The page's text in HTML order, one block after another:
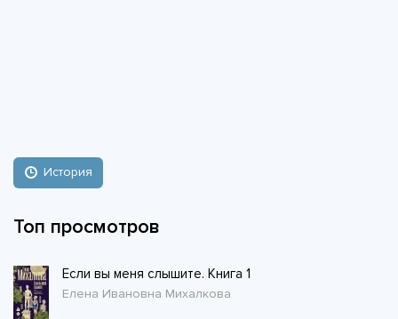
История
Топ просмотров
Если вы меня слышите. Книга 1
Елена Ивановна Михалкова